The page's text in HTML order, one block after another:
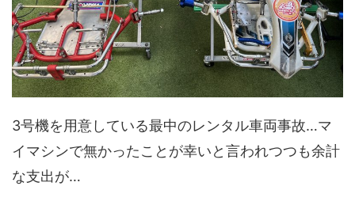
3号機を用意している最中のレンタル車両事故…マ
イマシンで無かったことが幸いと言われつつも余計
な支出が…